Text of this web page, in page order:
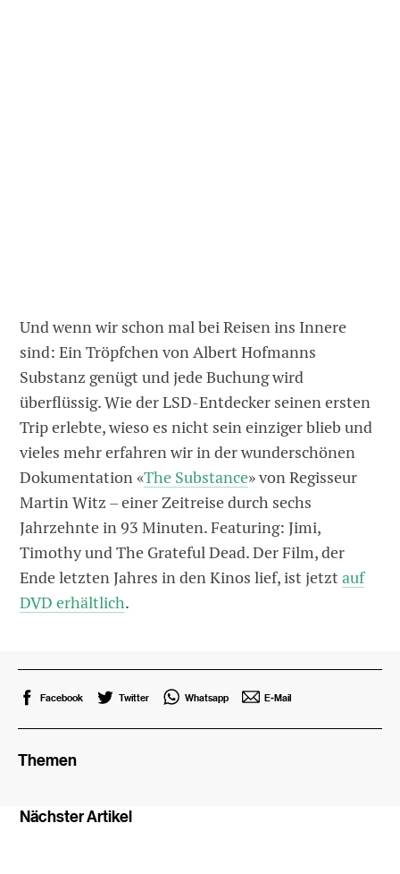
Und wenn wir schon mal bei Reisen ins Innere
sind: Ein Tröpfchen von Albert Hofmanns
Substanz genügt und jede Buchung wird
überflüssig. Wie der LSD-Entdecker seinen ersten
Trip erlebte, wieso es nicht sein einziger blieb und
vieles mehr erfahren wir in der wunderschönen
Dokumentation «The Substance» von Regisseur
Martin Witz – einer Zeitreise durch sechs
Jahrzehnte in 93 Minuten. Featuring: Jimi,
Timothy und The Grateful Dead. Der Film, der
Ende letzten Jahres in den Kinos lief, ist jetztauf
DVD erhältlich.
Facebook Twitter Whatsapp E-Mail
Themen
Nächster Artikel